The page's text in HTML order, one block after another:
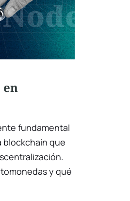
en
fundamental
blockchain que
y qué